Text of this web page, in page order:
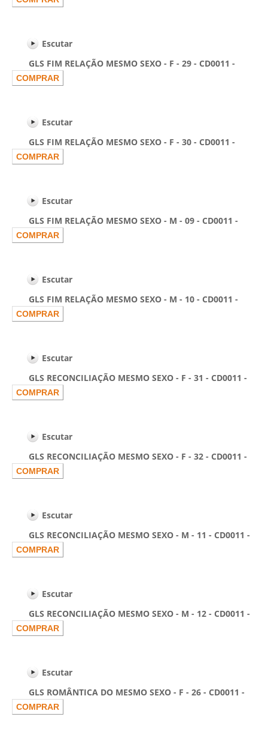
Escutar
GLS FIM RELAÇÃO MESMO SEXO - F - 29 - CD0011 -
Escutar
GLS FIM RELAÇÃO MESMO SEXO - F - 30 - CD0011 -
Escutar
GLS FIM RELAÇÃO MESMO SEXO - M - 09 - CD0011 -
Escutar
GLS FIM RELAÇÃO MESMO SEXO - M - 10 - CD0011 -
Escutar
GLS RECONCILIAÇÃO MESMO SEXO - F - 31 - CD0011 -
Escutar
GLS RECONCILIAÇÃO MESMO SEXO - F - 32 - CD0011 -
Escutar
GLS RECONCILIAÇÃO MESMO SEXO - M - 11 - CD0011 -
Escutar
GLS RECONCILIAÇÃO MESMO SEXO - M - 12 - CD0011 -
Escutar
GLS ROMÂNTICA DO MESMO SEXO - F - 26 - CD0011 -